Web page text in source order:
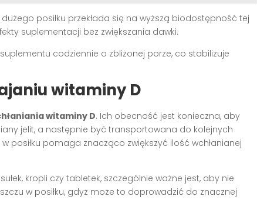
posiłku przekłada się na wyższą biodostępność tej
suplementacji bez zwiększania dawki.
codziennie o zbliżonej porze, co stabilizuje
witaminy D
witaminy D. Ich obecność jest konieczna, aby
jelit, a następnie być transportowana do kolejnych
posiłku pomaga znacząco zwiększyć ilość wchłanianej
kropli czy tabletek, szczególnie ważne jest, aby nie
w posiłku, gdyż może to doprowadzić do znacznej